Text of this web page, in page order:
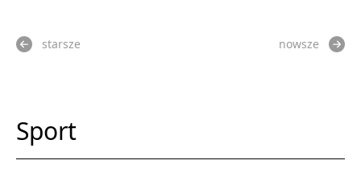
starsze nowsze
Sport